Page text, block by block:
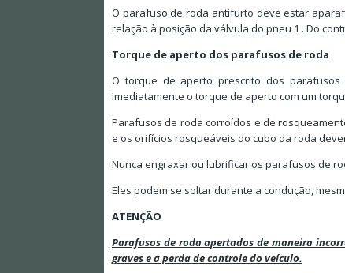
O parafuso de roda antifurto deve estar
relação à posição da válvula do pneu 1 . Do
Torque de aperto dos parafusos de roda
O torque de aperto prescrito dos
imediatamente o torque de aperto com um
Parafusos de roda corroídos e de
e os orifícios rosqueáveis do cubo da roda
Nunca engraxar ou lubrificar os parafusos de
Eles podem se soltar durante a condução,
ATENÇÃO
Parafusos de roda apertados de maneira
graves e a perda de controle do veículo.